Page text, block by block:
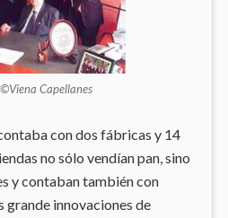
Capellanes
con dos fábricas y 14
no sólo vendían pan, sino
y contaban también con
grande innovaciones de